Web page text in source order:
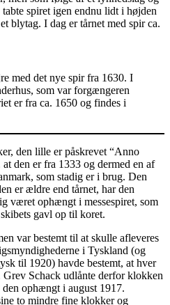
spiret igen endnu lidt i højden
blytag. I dag er tårnet med spir ca.
med det nye spir fra 1630. I
som var forgængeren
er fra ca. 1650 og findes i
den lille er påskrevet “Anno
den er fra 1333 og dermed en af
som stadig er i brug. Den
er ældre end tårnet, har den
været ophængt i messespiret, som
gavl op til koret.
var bestemt til at skulle afleveres
i Tyskland (og
til 1920) havde bestemt, at hver
Schack udlånte derfor klokken
ophængt i august 1917.
to mindre fine klokker og